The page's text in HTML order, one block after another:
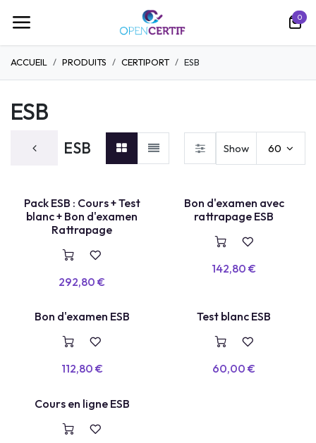
0
ACCUEIL PRODUITS CERTIPORT ESB
ESB
ESB Show 60
PACK COMPLET
Pack ESB : Cours + Test
blanc + Bon d'examen
Rattrapage
292,80 €
BON + RETAKE
Bon d'examen avec
rattrapage ESB
142,80 €
BON D'EXAMEN
Bon d'examen ESB
112,80 €
TEST BLANC
Test blanc ESB
60,00 €
COURS EN LIGNE
Cours en ligne ESB